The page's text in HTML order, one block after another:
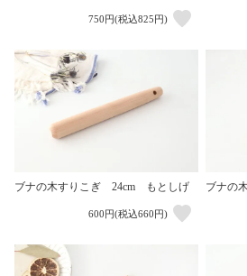
750円(税込825円)
ブナの木すりこぎ 24cm もとしげ
600円(税込660円)
ブナの